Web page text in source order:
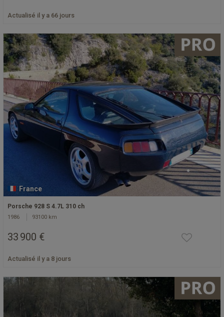
Actualisé il y a 66 jours
France
Porsche 928 S 4.7L 310 ch
1986 93100 km
33 900 €
Actualisé il y a 8 jours